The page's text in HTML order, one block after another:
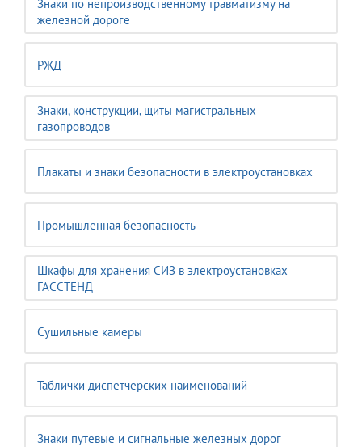
Знаки по непроизводственному травматизму на
железной дороге
РЖД
Знаки, конструкции, щиты магистральных
газопроводов
Плакаты и знаки безопасности в электроустановках
Промышленная безопасность
Шкафы для хранения СИЗ в электроустановках
ГАССТЕНД
Сушильные камеры
Таблички диспетчерских наименований
Знаки путевые и сигнальные железных дорог